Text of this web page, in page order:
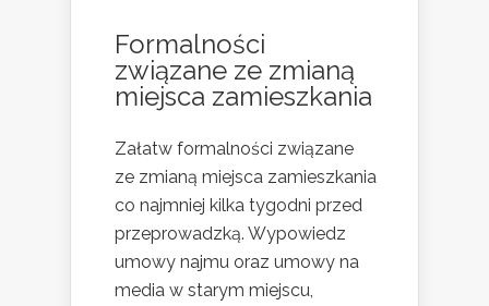
Formalności
związane ze zmianą
miejsca zamieszkania
Załatw formalności związane
ze zmianą miejsca zamieszkania
co najmniej kilka tygodni przed
przeprowadzką. Wypowiedz
umowy najmu oraz umowy na
media w starym miejscu,